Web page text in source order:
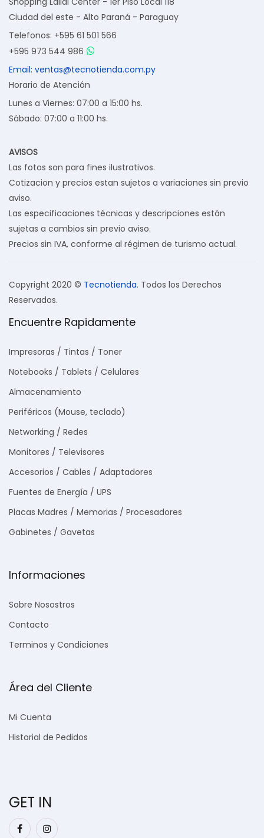
Ciudad del este - Alto Paraná - Paraguay
Telefonos: +595 61 501 566
+595 973 544 986
Email: ventas@tecnotienda.com.py
Horario de Atención
Lunes a Viernes: 07:00 a 15:00 hs.
Sábado: 07:00 a 11:00 hs.
AVISOS
Las fotos son para fines ilustrativos.
Cotizacion y precios estan sujetos a variaciones sin previo
aviso.
Las especificaciones técnicas y descripciones están
sujetas a cambios sin previo aviso.
Precios sin IVA, conforme al régimen de turismo actual.
Copyright 2020 © Tecnotienda. Todos los Derechos
Reservados.
Encuentre Rapidamente
Impresoras / Tintas / Toner
Notebooks / Tablets / Celulares
Almacenamiento
Periféricos (Mouse, teclado)
Networking / Redes
Monitores / Televisores
Accesorios / Cables / Adaptadores
Fuentes de Energía / UPS
Placas Madres / Memorias / Procesadores
Gabinetes / Gavetas
Informaciones
Sobre Nosostros
Contacto
Terminos y Condiciones
Área del Cliente
Mi Cuenta
Historial de Pedidos
GET IN